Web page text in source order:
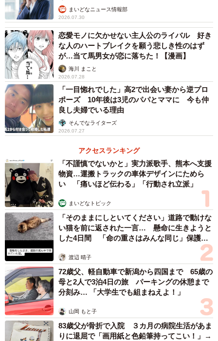
まいどなニュース情報部
2026.07.30
恋愛モノに欠かせない主人公のライバル 好き
な人のハートブレイクを願う悲しき性のはず
が…当て馬男女が恋に落ちた！【漫画】
海川 まこと
2026.07.28
「一目惚れでした」高2で出会い妻から逆プロ
ポーズ 10年後は3児のパパとママに 今も仲
良し夫婦でいる理由
そんでなライターズ
2026.07.27
アクセスランキング
「不謹慎でないかと」実力派歌手、熊本へ支援
物資…運搬トラックの車体デザインにためら
い 「痛いほど伝わる」「行動され立派」
まいどなトピック
「そのままにしといてください」道路で動けな
い猫を前に返された一言… 懸命に生きようと
した4日間 「命の重さはみんな同じ」保護団
渡辺 晴子
72歳父、軽自動車で新潟から四国まで 65歳の
母と2人で3泊4日の旅 パーキングの休憩まで
分刻み… 「大学生でも組まねえよ！」
山岡 もと子
83歳父が骨折で入院 ３カ月の病院生活があま
りに退屈で「画用紙と色鉛筆持ってこい！」→